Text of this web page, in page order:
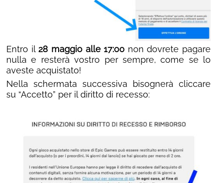
Entro il28 maggio alle 17:00 non dovrete pagare
nulla e resterà vostro per sempre, come se lo
aveste acquistato!
Nella schermata successiva bisognerà cliccare
su “Accetto” per il diritto di recesso: